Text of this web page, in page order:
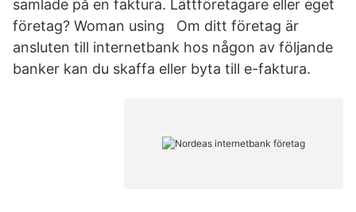
samlade på en faktura. Lättföretagare eller eget
företag? Woman using Om ditt företag är
ansluten till internetbank hos någon av följande
banker kan du skaffa eller byta till e-faktura.